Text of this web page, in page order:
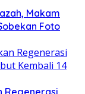
Makam
Foto
Regenerasi